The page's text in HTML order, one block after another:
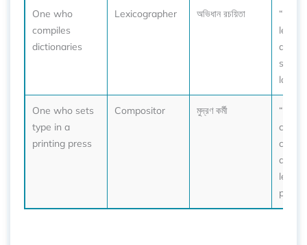
One who
compiles
dictionaries
Lexicographer অভিধান রচয়িতা
“The
slang
latest
One who sets
type in a
printing press
Compositor মুদ্রণ কর্মী
“The
letter